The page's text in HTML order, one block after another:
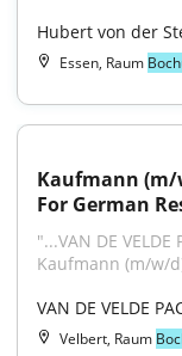
Hubert von der
Essen, Raum
Kaufmann
For German
"...VAN DE
Kaufmann (m/w/
VAN DE VELDE
Velbert, Raum